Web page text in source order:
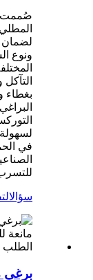
صُممت
لضمان
ونوع
بغطاء
في
سؤال